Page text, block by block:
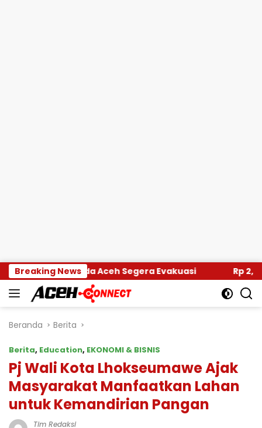
Langsung
ke
konten
Breaking News
Banda Aceh Segera Evakuasi Rp 2,5 Triliun
Beranda Berita
Berita, Education, EKONOMI & BISNIS
Pj Wali Kota Lhokseumawe Ajak
Masyarakat Manfaatkan Lahan
untuk Kemandirian Pangan
Tim Redaksi